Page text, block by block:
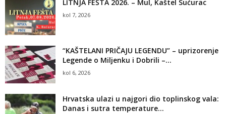
LITNJA FEŠTA 2026. – Mul, Kaštel Sućurac
kol 7, 2026
“KAŠTELANI PRIČAJU LEGENDU” – uprizorenje
Legende o Miljenku i Dobrili –...
kol 6, 2026
Hrvatska ulazi u najgori dio toplinskog vala:
Danas i sutra temperature...